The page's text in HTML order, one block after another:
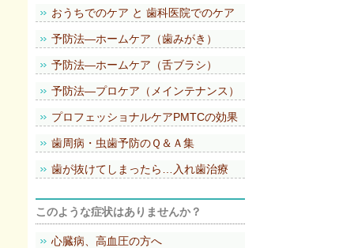
おうちでのケア と 歯科医院でのケア
予防法―ホームケア（歯みがき）
予防法―ホームケア（舌ブラシ）
予防法―プロケア（メインテナンス）
プロフェッショナルケアPMTCの効果
歯周病・虫歯予防のＱ＆Ａ集
歯が抜けてしまったら…入れ歯治療
このような症状はありませんか？
心臓病、高血圧の方へ